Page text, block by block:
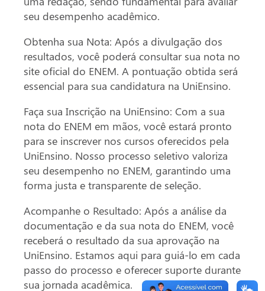
seu desempenho acadêmico.
Obtenha sua Nota: Após a divulgação dos
resultados, você poderá consultar sua nota no
site oficial do ENEM. A pontuação obtida será
essencial para sua candidatura na UniEnsino.
Faça sua Inscrição na UniEnsino: Com a sua
nota do ENEM em mãos, você estará pronto
para se inscrever nos cursos oferecidos pela
UniEnsino. Nosso processo seletivo valoriza
seu desempenho no ENEM, garantindo uma
forma justa e transparente de seleção.
Acompanhe o Resultado: Após a análise da
documentação e da sua nota do ENEM, você
receberá o resultado da sua aprovação na
UniEnsino. Estamos aqui para guiá-lo em cada
passo do processo e oferecer suporte durante
sua jornada acadêmica.